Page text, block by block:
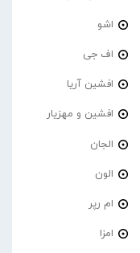
اشو
اف جی
افشین آریا
افشین و مهزیار
الجان
الون
ام رپر
امزا